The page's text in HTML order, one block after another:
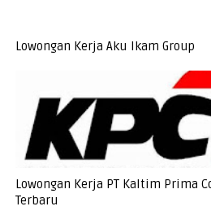
Lowongan Kerja Aku Ikam Group
Lowongan Kerja PT Kaltim Prima
Terbaru